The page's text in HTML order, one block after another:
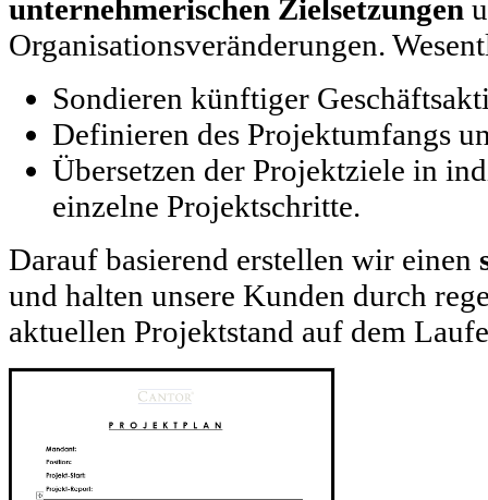
unternehmerischen Zielsetzungen
Organisationsveränderungen.
Sondieren künftiger
Definieren des Projektumfangs
Übersetzen der Projektziele in
einzelne Projektschritte.
Darauf basierend erstellen wir einen
und halten unsere Kunden durch
aktuellen Projektstand auf dem